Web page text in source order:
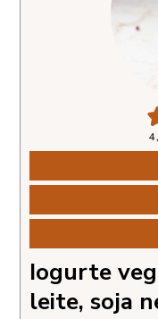
Iogurte
leite, soja